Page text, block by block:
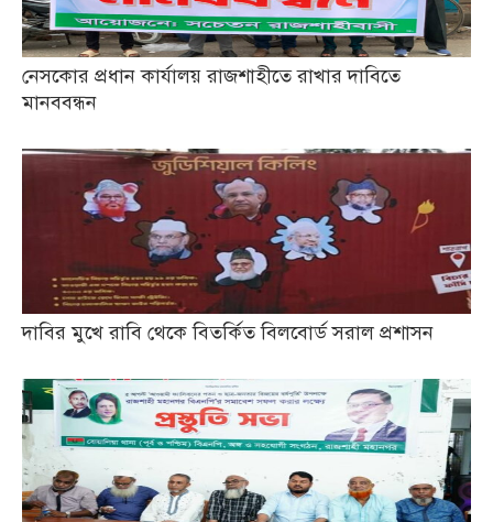
নেসকোর প্রধান কার্যালয় রাজশাহীতে রাখার দাবিতে
মানববন্ধন
দাবির মুখে রাবি থেকে বিতর্কিত বিলবোর্ড সরাল প্রশাসন